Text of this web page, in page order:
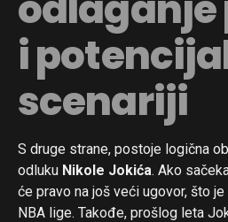
i
scenariji
S druge strane, postoje logična
odluku Nikole Jokića. Ako
će pravo na još veći ugovor, što
NBA lige. Takođe, prošlog leta